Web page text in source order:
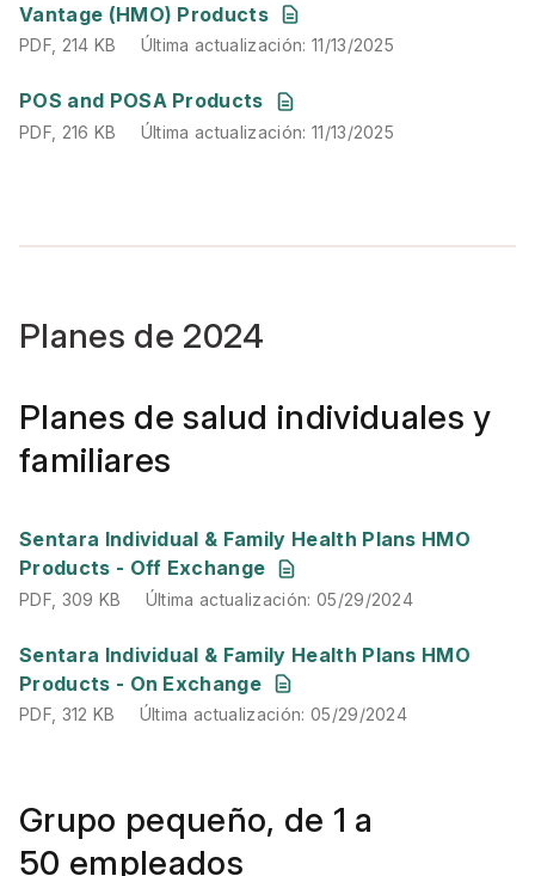
Vantage (HMO) Products
PDF,214 KB Última actualización
PDF, 214 KB Última actualización: 11/13/2025
POS and POSA Products
PDF, 216 KB Última actualización
PDF, 216 KB Última actualización: 11/13/2025
Planes de 2024
Planes de salud individuales y
familiares
Sentara Individual & Family Health Plans HMO
Products - Off Exchange
PDF,309 KB Última actualización:05/29/2024
PDF, 309 KB Última actualización: 05/29/2024
Sentara Individual & Family Health Plans HMO
Products - On Exchange
PDF,312 KB Última actualización:05/29/2024
PDF, 312 KB Última actualización: 05/29/2024
Grupo pequeño, de 1 a
50 empleados